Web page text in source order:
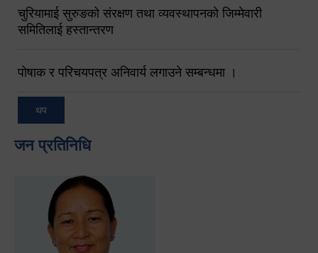
चुरियामाई सुरुङको संरक्षण तथा व्यवस्थापनको जिम्मेवारी
समितिलाई हस्तान्तरण
पोषाक र परिचयपत्र अनिवार्य लगाउने सम्बन्धमा ।
थप
जन प्रतिनिधि